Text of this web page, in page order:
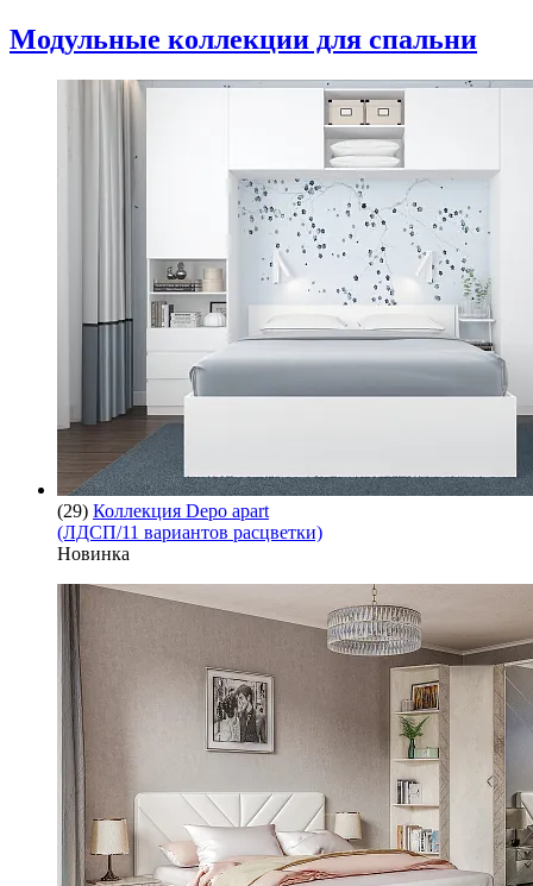
Модульные коллекции для спальни
(29) Коллекция Depo apart
(ЛДСП/11 вариантов расцветки)
Новинка